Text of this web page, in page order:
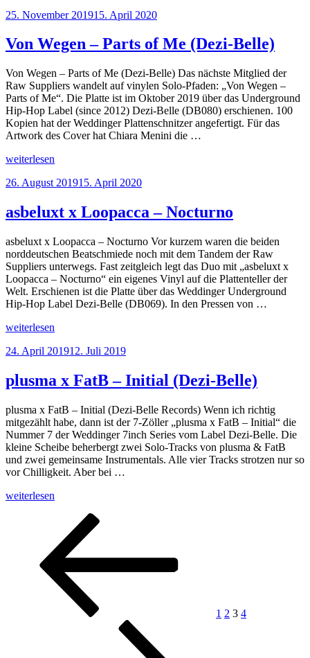
Compilation
Veröffentlicht
25. November 201915. April 2020
Von Wegen – Parts of Me (Dezi-Belle)
Von Wegen – Parts of Me (Dezi-Belle) Das nächste Mitglied der
Raw Suppliers wandelt auf vinylen Solo-Pfaden: „Von Wegen –
Parts of Me“. Die Platte ist im Oktober 2019 über das Underground
Hip-Hop Label (since 2012) Dezi-Belle (DB080) erschienen. 100
Kopien hat der Weddinger Plattenschnitzer angefertigt. Für das
Artwork des Cover hat Chiara Menini die …
„Von
–
of
Me
Belle)“
weiterlesen
Veröffentlicht
26. August 201915. April 2020
asbeluxt x Loopacca – Nocturno
asbeluxt x Loopacca – Nocturno Vor kurzem waren die beiden
norddeutschen Beatschmiede noch mit dem Tandem der Raw
Suppliers unterwegs. Fast zeitgleich legt das Duo mit „asbeluxt x
Loopacca – Nocturno“ ein eigenes Vinyl auf die Plattenteller der
Welt. Erschienen ist die Platte über das Weddinger Underground
Hip-Hop Label Dezi-Belle (DB069). In den Pressen von …
„asbeluxt
Loopacca
Nocturno“
weiterlesen
Veröffentlicht
24. April 201912. Juli 2019
plusma x FatB – Initial (Dezi-Belle)
plusma x FatB – Initial (Dezi-Belle Records) Wenn ich richtig
mitgezählt habe, dann ist der 7-Zöller „plusma x FatB – Initial“ die
Nummer 7 der Weddinger 7inch Series vom Label Dezi-Belle. Die
kleine Scheibe beherbergt zwei Solo-Tracks von plusma & FatB
und zwei gemeinsame Instrumentals. Alle vier Tracks strotzen nur so
vor Chilligkeit. Aber bei …
„plusma
weiterlesen
Seitennummerierung
Beiträge
1 2 3 4